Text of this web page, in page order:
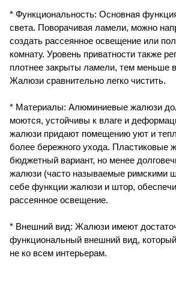
* Функциональность: Основная
света. Поворачивая ламели, можно
создать рассеянное освещение или
комнату. Уровень приватности также
плотнее закрыты ламели, тем меньше
Жалюзи сравнительно легко чистить.
* Материалы: Алюминиевые жалюзи
моются, устойчивы к влаге и
жалюзи придают помещению уют и
более бережного ухода. Пластиковые
бюджетный вариант, но менее
жалюзи (часто называемые римскими
себе функции жалюзи и штор,
рассеянное освещение.
* Внешний вид: Жалюзи имеют
функциональный внешний вид,
не ко всем интерьерам.